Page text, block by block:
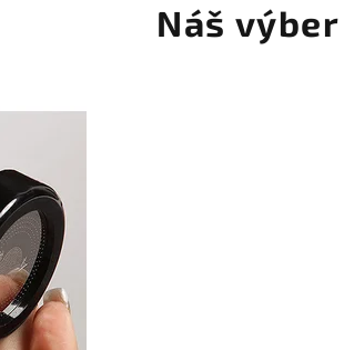
Náš výber